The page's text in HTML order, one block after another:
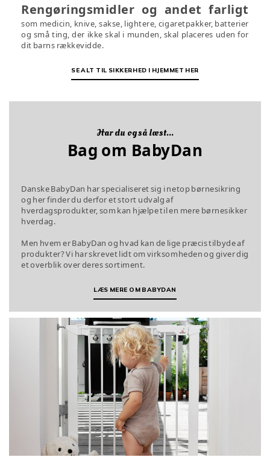
Rengøringsmidler og andet farligt
som medicin, knive, sakse, lightere, cigaretpakker, batterier
og små ting, der ikke skal i munden, skal placeres uden for
dit barns rækkevidde.
SE ALT TIL SIKKERHED I HJEMMET HER
Har du også læst...
Bag om BabyDan
Danske BabyDan har specialiseret sig i netop børnesikring
og her finder du derfor et stort udvalg af
hverdagsprodukter, som kan hjælpe til en mere børnesikker
hverdag.
Men hvem er BabyDan og hvad kan de lige præcis tilbyde af
produkter? Vi har skrevet lidt om virksomheden og giver dig
et overblik over deres sortiment.
LÆS MERE OM BABYDAN